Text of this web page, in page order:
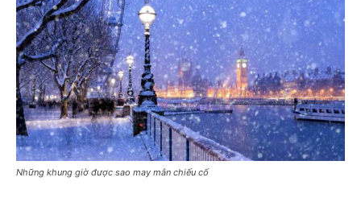
Những khung giờ được sao may mắn chiếu cố